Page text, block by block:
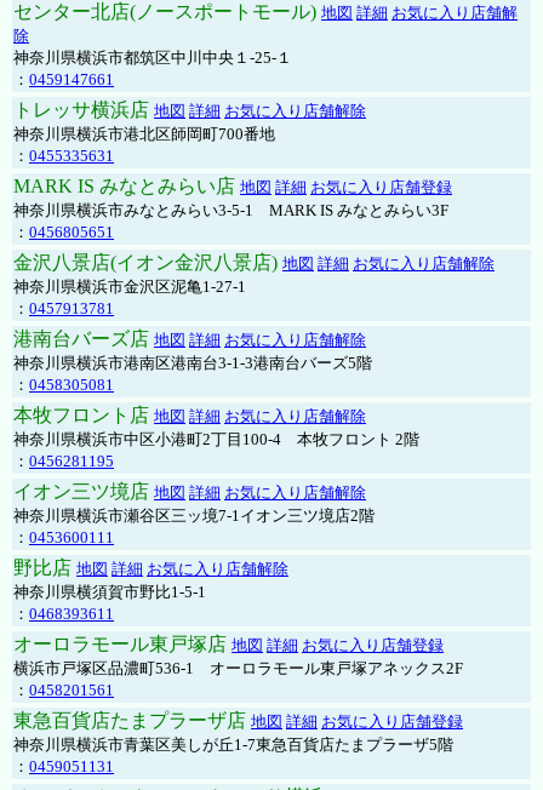
センター北店(ノースポートモール) 地図 詳細 お気に入り店舗解
除
神奈川県横浜市都筑区中川中央１-25-１
： 0459147661
トレッサ横浜店 地図 詳細 お気に入り店舗解除
神奈川県横浜市港北区師岡町700番地
： 0455335631
MARK IS みなとみらい店 地図 詳細 お気に入り店舗登録
神奈川県横浜市みなとみらい3-5-1 MARK IS みなとみらい3F
： 0456805651
金沢八景店(イオン金沢八景店) 地図 詳細 お気に入り店舗解除
神奈川県横浜市金沢区泥亀1-27-1
： 0457913781
港南台バーズ店 地図 詳細 お気に入り店舗解除
神奈川県横浜市港南区港南台3-1-3港南台バーズ5階
： 0458305081
本牧フロント店 地図 詳細 お気に入り店舗解除
神奈川県横浜市中区小港町2丁目100-4 本牧フロント 2階
： 0456281195
イオン三ツ境店 地図 詳細 お気に入り店舗解除
神奈川県横浜市瀬谷区三ッ境7-1イオン三ツ境店2階
： 0453600111
野比店 地図 詳細 お気に入り店舗解除
神奈川県横須賀市野比1-5-1
： 0468393611
オーロラモール東戸塚店 地図 詳細 お気に入り店舗登録
横浜市戸塚区品濃町536-1 オーロラモール東戸塚アネックス2F
： 0458201561
東急百貨店たまプラーザ店 地図 詳細 お気に入り店舗登録
神奈川県横浜市青葉区美しが丘1-7東急百貨店たまプラーザ5階
： 0459051131